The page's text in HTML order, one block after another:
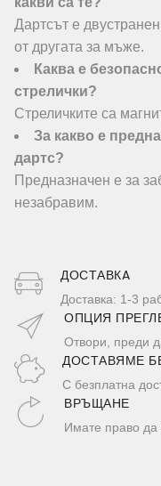
Дартсът е
от другата за мъже.
Каква е
стрелички?
Стреличките са
За какво е
дартс?
Предназначен е за
незабравим.
ДОСТАВКA
Доставка: 1-3
ОПЦИЯ
Отвори, преди
ДОСТАВЯМЕ
С безплатна
ВРЪЩАНЕ
Имате право да